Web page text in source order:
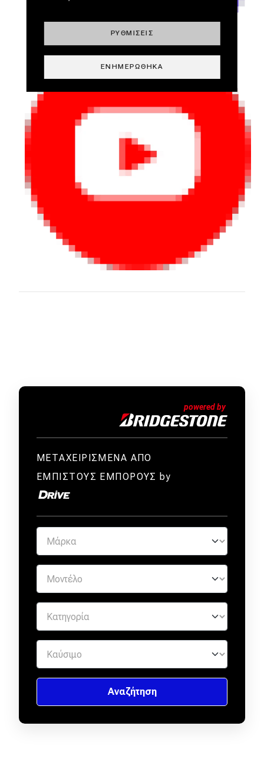
ΜΕΤΑΧΕΙΡΙΣΜΕΝΑ ΑΠΟ
ΕΜΠΙΣΤΟΥΣ ΕΜΠΟΡΟΥΣ by
ΡΥΘΜΊΣΕΙΣ
ΕΝΗΜΕΡΏΘΗΚΑ